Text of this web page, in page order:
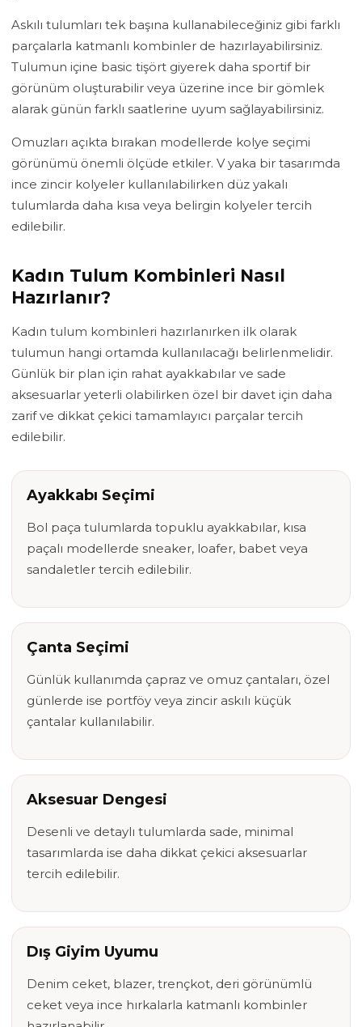
Askılı tulumları tek başına kullanabileceğiniz gibi farklı
parçalarla katmanlı kombinler de hazırlayabilirsiniz.
Tulumun içine basic tişört giyerek daha sportif bir
görünüm oluşturabilir veya üzerine ince bir gömlek
alarak günün farklı saatlerine uyum sağlayabilirsiniz.
Omuzları açıkta bırakan modellerde kolye seçimi
görünümü önemli ölçüde etkiler. V yaka bir tasarımda
ince zincir kolyeler kullanılabilirken düz yakalı
tulumlarda daha kısa veya belirgin kolyeler tercih
edilebilir.
Kadın Tulum Kombinleri Nasıl
Hazırlanır?
Kadın tulum kombinleri hazırlanırken ilk olarak
tulumun hangi ortamda kullanılacağı belirlenmelidir.
Günlük bir plan için rahat ayakkabılar ve sade
aksesuarlar yeterli olabilirken özel bir davet için daha
zarif ve dikkat çekici tamamlayıcı parçalar tercih
edilebilir.
Ayakkabı Seçimi
Bol paça tulumlarda topuklu ayakkabılar, kısa
paçalı modellerde sneaker, loafer, babet veya
sandaletler tercih edilebilir.
Çanta Seçimi
Günlük kullanımda çapraz ve omuz çantaları, özel
günlerde ise portföy veya zincir askılı küçük
çantalar kullanılabilir.
Aksesuar Dengesi
Desenli ve detaylı tulumlarda sade, minimal
tasarımlarda ise daha dikkat çekici aksesuarlar
tercih edilebilir.
Dış Giyim Uyumu
Denim ceket, blazer, trençkot, deri görünümlü
ceket veya ince hırkalarla katmanlı kombinler